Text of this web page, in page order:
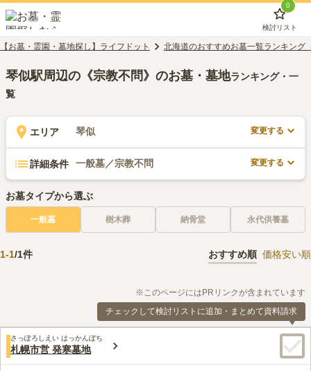
0
検討リスト
【お墓・霊園・墓地探し】ライフドット 北海道のおすすめお墓一覧ランキング
琴似駅周辺の《宗教不問》のお墓・墓地ランキング・一
覧
エリア 琴似 変更する
詳細条件 一般墓／宗教不問 変更する
お墓タイプから選ぶ
一般墓 樹木葬 納骨堂 永代供養墓
1-1/1件 おすすめ順 価格安い順
※このページにはPRリンクが含まれています
チェックして検討リストに追加・まとめて資料請求
さっぽろしえい はっかんぼち
札幌市営 発寒墓地